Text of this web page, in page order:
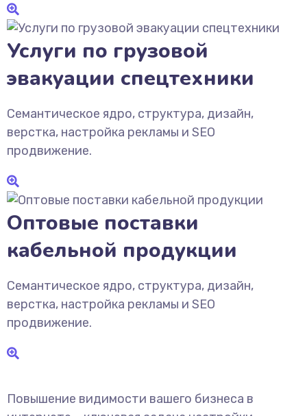
Услуги по грузовой
эвакуации спецтехники
Семантическое ядро, структура, дизайн,
верстка, настройка рекламы и SEO
продвижение.
Оптовые поставки
кабельной продукции
Семантическое ядро, структура, дизайн,
верстка, настройка рекламы и SEO
продвижение.
Повышение видимости вашего бизнеса в